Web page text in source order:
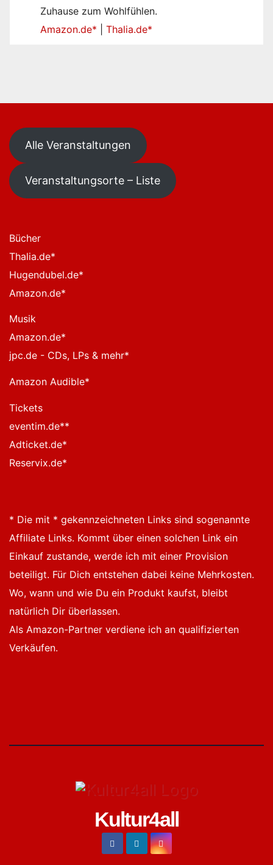
Zuhause zum Wohlfühlen.
Amazon.de* |Thalia.de*
Alle Veranstaltungen
Veranstaltungsorte – Liste
Bücher
Thalia.de*
Hugendubel.de*
Amazon.de*
Musik
Amazon.de*
jpc.de - CDs, LPs & mehr*
Amazon Audible*
Tickets
eventim.de**
Adticket.de*
Reservix.de*
* Die mit * gekennzeichneten Links sind sogenannte
Affiliate Links. Kommt über einen solchen Link ein
Einkauf zustande, werde ich mit einer Provision
beteiligt. Für Dich entstehen dabei keine Mehrkosten.
Wo, wann und wie Du ein Produkt kaufst, bleibt
natürlich Dir überlassen.
Als Amazon-Partner verdiene ich an qualifizierten
Verkäufen.
Kultur4all